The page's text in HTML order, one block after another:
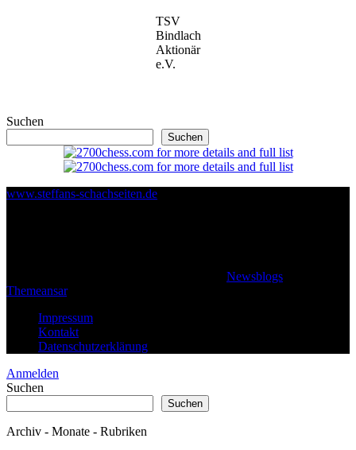
TSV
Bindlach
Aktionär
e.V.
Suchen
Suchen
www.steffans-schachseiten.de
Newsblogs
Themeansar.
Impressum
Kontakt
Datenschutzerklärung
Anmelden
Suchen
Suchen
Archiv - Monate - Rubriken